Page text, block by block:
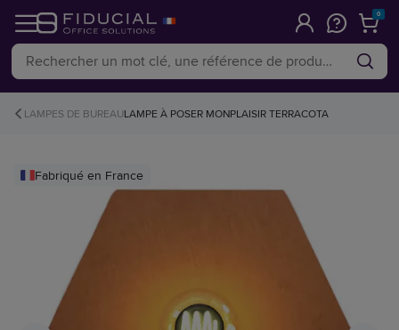
0
LAMPES DE BUREAULAMPE À POSER MONPLAISIR TERRACOTA
Fabriqué en France